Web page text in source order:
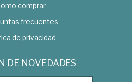
comprar
frecuentes
de privacidad
DE NOVEDADES